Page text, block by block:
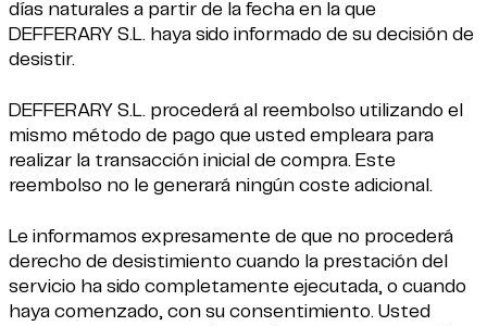
días naturales a partir de la fecha en la que
DEFFERARY S.L. haya sido informado de su decisión de
desistir.
DEFFERARY S.L. procederá al reembolso utilizando el
mismo método de pago que usted empleara para
realizar la transacción inicial de compra. Este
reembolso no le generará ningún coste adicional.
Le informamos expresamente de que no procederá
derecho de desistimiento cuando la prestación del
servicio ha sido completamente ejecutada, o cuando
haya comenzado, con su consentimiento. Usted